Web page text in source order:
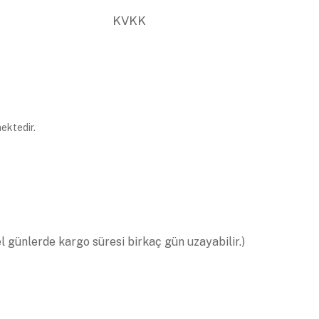
KVKK
günlerde kargo süresi birkaç gün uzayabilir.)